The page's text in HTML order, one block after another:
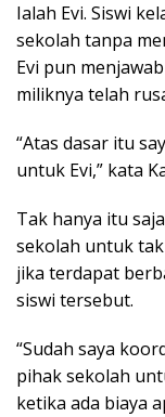
Ialah Evi. Siswi
sekolah tanpa
Evi pun
miliknya telah
“Atas dasar itu
untuk Evi,” kata
Tak hanya itu
sekolah untuk
jika terdapat
siswi tersebut.
“Sudah saya
pihak sekolah
ketika ada biaya